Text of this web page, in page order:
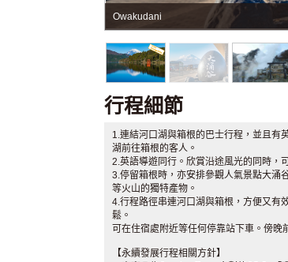
Owakudani
行程細節
1.連結河口湖與箱根的巴士行程，並且有
湖前往箱根的客人。
2.英語導遊同行。欣賞沿途風光的同時，
3.停留箱根時，亦安排參觀人氣景點大涌
等火山的獨特產物。
4.行程路徑串連河口湖與箱根，方便又有
鬆。
可在住宿處附近等任何停靠站下車。傍晚
【永續發展行程相關方針】